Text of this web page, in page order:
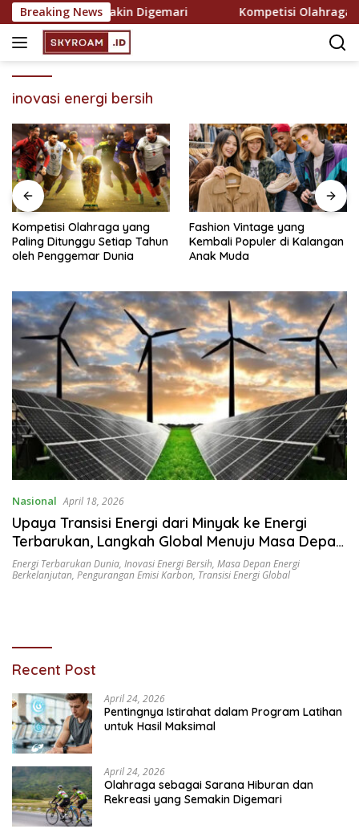
Skip
to
content
Breaking News
yang Semakin Digemari Kompetisi Olahraga
inovasi energi bersih
Kompetisi Olahraga yang
Paling Ditunggu Setiap Tahun
oleh Penggemar Dunia
Fashion Vintage yang
Kembali Populer di Kalangan
Anak Muda
Nasional April 18, 2026
Upaya Transisi Energi dari Minyak ke Energi
Terbarukan, Langkah Global Menuju Masa Depan
Berkelanjutan
Energi Terbarukan Dunia, Inovasi Energi Bersih, Masa Depan Energi
Berkelanjutan, Pengurangan Emisi Karbon, Transisi Energi Global
Recent Post
April 24, 2026
Pentingnya Istirahat dalam Program Latihan
untuk Hasil Maksimal
April 24, 2026
Olahraga sebagai Sarana Hiburan dan
Rekreasi yang Semakin Digemari